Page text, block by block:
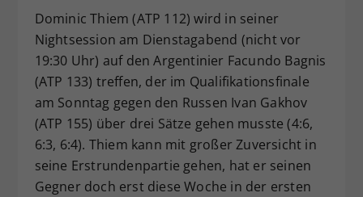
Dominic Thiem (ATP 112) wird in seiner
Nightsession am Dienstagabend (nicht vor
19:30 Uhr) auf den Argentinier Facundo Bagnis
(ATP 133) treffen, der im Qualifikationsfinale
am Sonntag gegen den Russen Ivan Gakhov
(ATP 155) über drei Sätze gehen musste (4:6,
6:3, 6:4). Thiem kann mit großer Zuversicht in
seine Erstrundenpartie gehen, hat er seinen
Gegner doch erst diese Woche in der ersten